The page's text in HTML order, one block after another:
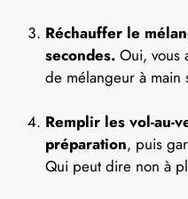
Réchauffer le
secondes. Oui, vous
de mélangeur à main
Remplir les vol-au-
préparation, puis
Qui peut dire non à